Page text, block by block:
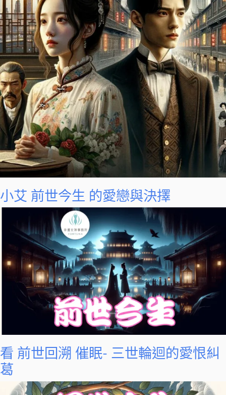
小艾 前世今生 的愛戀與決擇
看 前世回溯 催眠- 三世輪迴的愛恨糾
葛